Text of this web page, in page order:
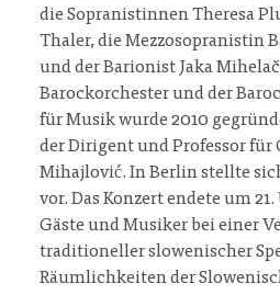
die Sopranistinnen Theresa
Thaler, die Mezzosopranistin
und der Barionist Jaka
Barockorchester und der
für Musik wurde 2010
der Dirigent und Professor für
Mihajlović. In Berlin stellte
vor. Das Konzert endete um
Gäste und Musiker bei einer
traditioneller slowenischer
Räumlichkeiten der